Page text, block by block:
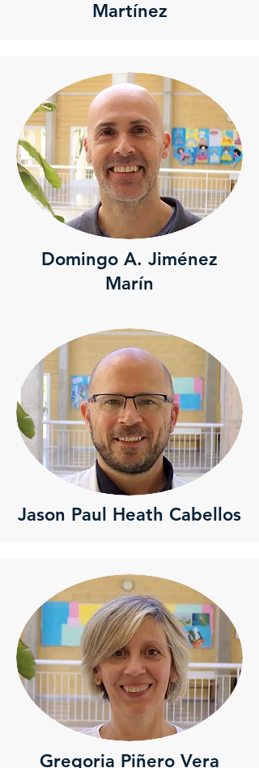
Martínez
Domingo A. Jiménez
Marín
Jason Paul Heath Cabellos
Gregoria Piñero Vera